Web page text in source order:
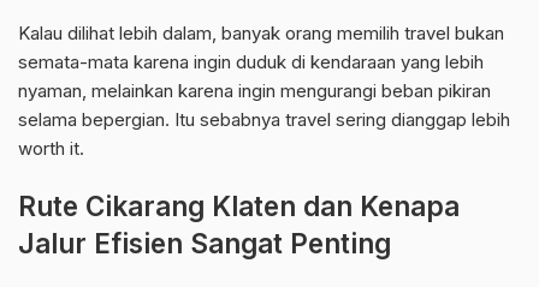
Kalau dilihat lebih dalam, banyak orang memilih travel bukan
semata-mata karena ingin duduk di kendaraan yang lebih
nyaman, melainkan karena ingin mengurangi beban pikiran
selama bepergian. Itu sebabnya travel sering dianggap lebih
worth it.
Rute Cikarang Klaten dan Kenapa
Jalur Efisien Sangat Penting